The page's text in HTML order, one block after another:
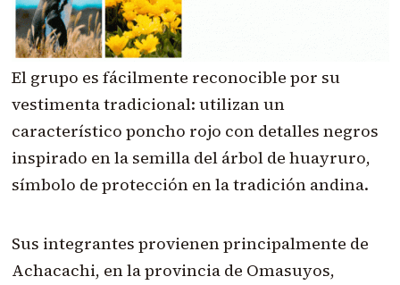
El grupo es fácilmente reconocible por su
vestimenta tradicional: utilizan un
característico poncho rojo con detalles negros
inspirado en la semilla del árbol de huayruro,
símbolo de protección en la tradición andina.
Sus integrantes provienen principalmente de
Achacachi, en la provincia de Omasuyos,